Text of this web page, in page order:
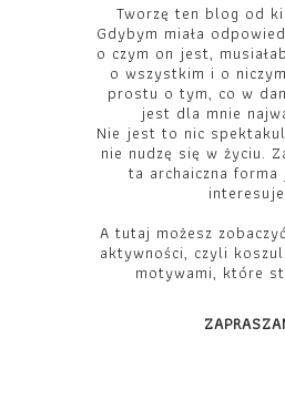
Tworzę ten blog od
Gdybym miała
o czym on jest,
o wszystkim i o
prostu o tym, co w
jest dla mnie
Nie jest to nic
nie nudzę się w życiu.
ta archaiczna forma
A tutaj możesz
aktywności, czyli
motywami, które